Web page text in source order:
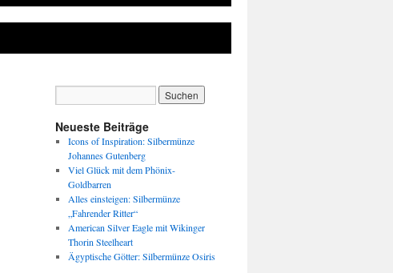
Neueste Beiträge
Icons of Inspiration: Silbermünze
Johannes Gutenberg
Viel Glück mit dem Phönix-
Goldbarren
Alles einsteigen: Silbermünze
„Fahrender Ritter“
American Silver Eagle mit Wikinger
Thorin Steelheart
Ägyptische Götter: Silbermünze Osiris